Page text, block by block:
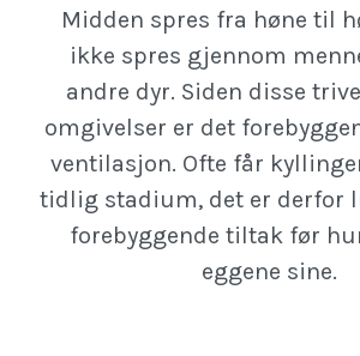
Midden spres fra høne til
ikke spres gjennom
andre dyr. Siden disse
omgivelser er det
ventilasjon. Ofte får
tidlig stadium, det er derfor
forebyggende tiltak før
eggene sine.